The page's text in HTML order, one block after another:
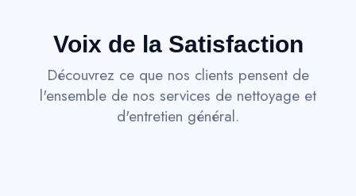
Voix de la Satisfaction
Découvrez ce que nos clients pensent de
l'ensemble de nos services de nettoyage et
d'entretien général.